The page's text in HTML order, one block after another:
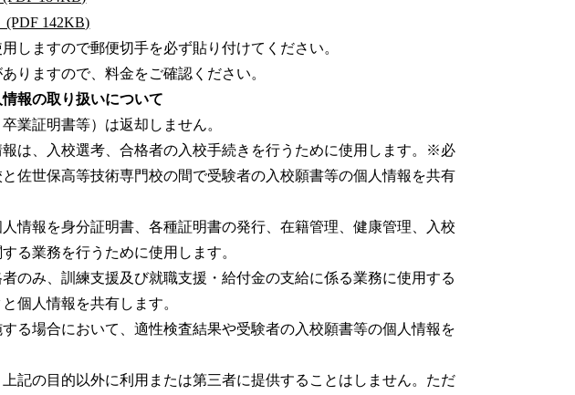
142KB)
しますので郵便切手を必ず貼り付けてください。
りますので、料金をご確認ください。
報の取り扱いについて
業証明書等）は返却しません。
は、入校選考、合格者の入校手続きを行うために使用します。※必
佐世保高等技術専門校の間で受験者の入校願書等の個人情報を共有
情報を身分証明書、各種証明書の発行、在籍管理、健康管理、入校
る業務を行うために使用します。
のみ、訓練支援及び就職支援・給付金の支給に係る業務に使用する
個人情報を共有します。
る場合において、適性検査結果や受験者の入校願書等の個人情報を
記の目的以外に利用または第三者に提供することはしません。ただ